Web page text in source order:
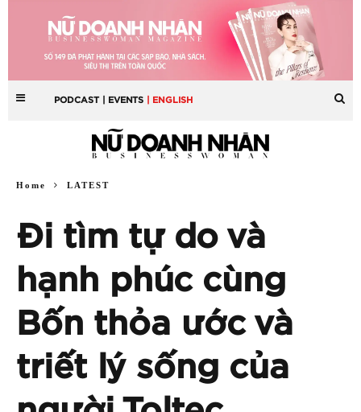
PODCAST | EVENTS | ENGLISH
Home LATEST
Đi tìm tự do và
hạnh phúc cùng
Bốn thỏa ước và
triết lý sống của